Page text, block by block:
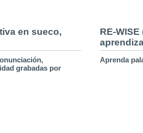
en sueco,
grabadas por
RE-
Aprenda